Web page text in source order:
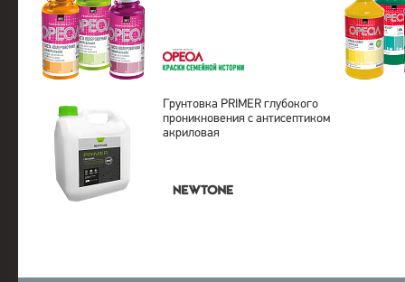
Грунтовка PRIMER глубокого
проникновения с антисептиком
акриловая